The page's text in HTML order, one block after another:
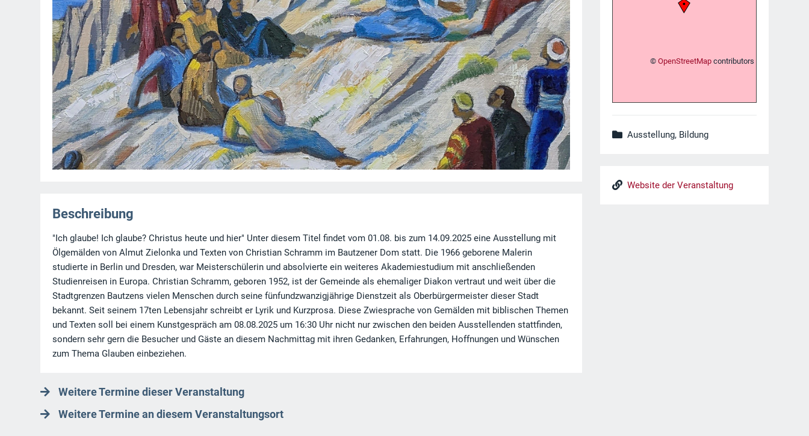
Beschreibung
"Ich glaube! Ich glaube? Christus heute und hier" Unter diesem Titel findet vom 01.08. bis zum 14.09.2025 eine Ausstellung mit
Ölgemälden von Almut Zielonka und Texten von Christian Schramm im Bautzener Dom statt. Die 1966 geborene Malerin
studierte in Berlin und Dresden, war Meisterschülerin und absolvierte ein weiteres Akademiestudium mit anschließenden
Studienreisen in Europa. Christian Schramm, geboren 1952, ist der Gemeinde als ehemaliger Diakon vertraut und weit über die
Stadtgrenzen Bautzens vielen Menschen durch seine fünfundzwanzigjährige Dienstzeit als Oberbürgermeister dieser Stadt
bekannt. Seit seinem 17ten Lebensjahr schreibt er Lyrik und Kurzprosa. Diese Zwiesprache von Gemälden mit biblischen Themen
und Texten soll bei einem Kunstgespräch am 08.08.2025 um 16:30 Uhr nicht nur zwischen den beiden Ausstellenden stattfinden,
sondern sehr gern die Besucher und Gäste an diesem Nachmittag mit ihren Gedanken, Erfahrungen, Hoffnungen und Wünschen
zum Thema Glauben einbeziehen.
Weitere Termine dieser Veranstaltung
Weitere Termine an diesem Veranstaltungsort
© OpenStreetMapcontributors
Ausstellung, Bildung
Website der Veranstaltung